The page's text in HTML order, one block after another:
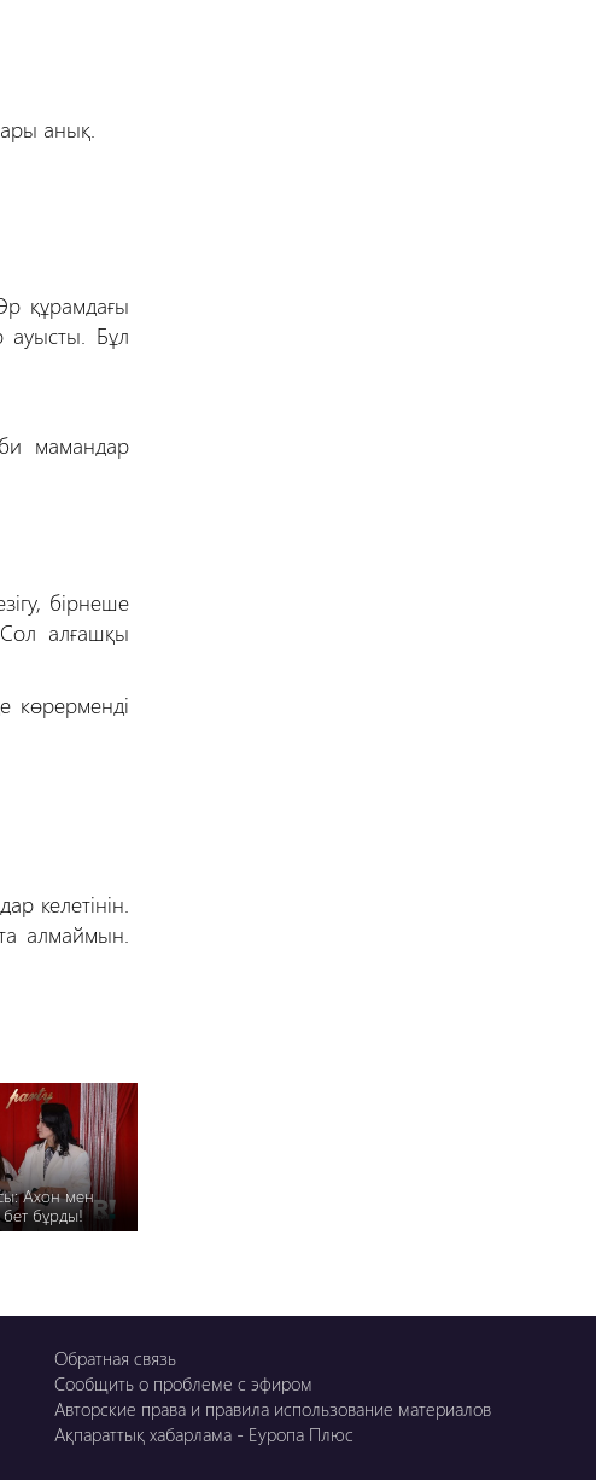
анық.
құрамдағы
ауысты. Бұл
мамандар
бірнеше
Сол алғашқы
көрерменді
келетінін.
алмаймын.
Ахон мен
бет бұрды!
Обратная связь
Сообщить о проблеме с эфиром
Авторские права и правила использование материалов
Ақпараттық хабарлама - Еуропа Плюс